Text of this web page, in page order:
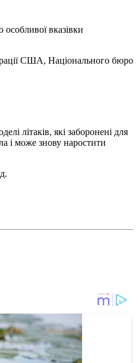
особливої ​​вказівки
США, Національного бюро
літаків, які заборонені для
і може знову наростити